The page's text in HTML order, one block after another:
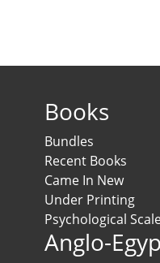
Books
Bundles
Recent Books
Came In New
Under Printing
Psychological
Anglo-